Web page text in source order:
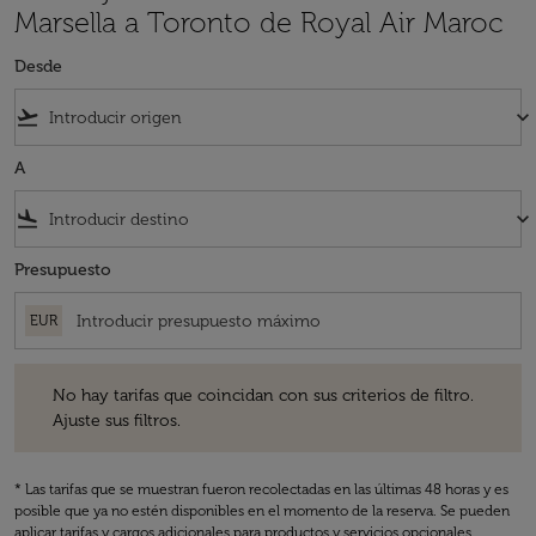
Marsella a Toronto de Royal Air Maroc
Desde
flight_takeoff keyboard_arrow_down
A
flight_land keyboard_arrow_down
Presupuesto
EUR
No hay tarifas que coincidan con sus criterios de filtro.
Ajuste sus filtros.
* Las tarifas que se muestran fueron recolectadas en las últimas 48 horas y es
posible que ya no estén disponibles en el momento de la reserva. Se pueden
aplicar tarifas y cargos adicionales para productos y servicios opcionales.